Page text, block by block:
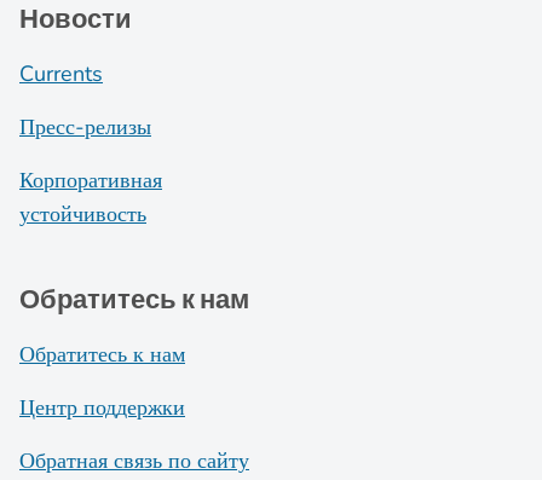
Новости
Currents
Пресс-релизы
Корпоративная
устойчивость
Обратитесь к нам
Обратитесь к нам
Центр поддержки
Обратная связь по сайту